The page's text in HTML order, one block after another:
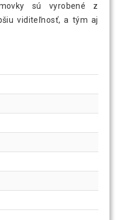
sú vyrobené z
viditeľnosť, a tým aj